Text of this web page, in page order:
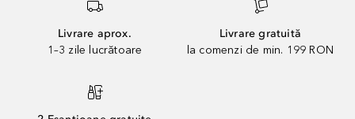
Livrare aprox.
1–3 zile lucrătoare
Livrare gratuită
la comenzi de min. 199 RON